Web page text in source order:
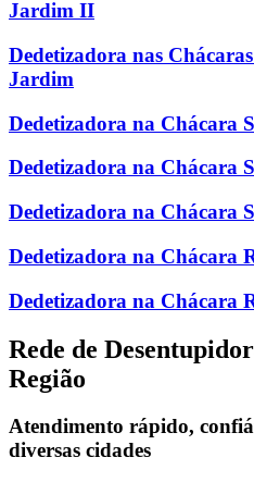
Jardim II
Dedetizadora nas
Jardim
Dedetizadora na Chácara
Dedetizadora na Chácara
Dedetizadora na Chácara
Dedetizadora na Chácara
Dedetizadora na Chácara
Rede de
Região
Atendimento rápido,
diversas cidades